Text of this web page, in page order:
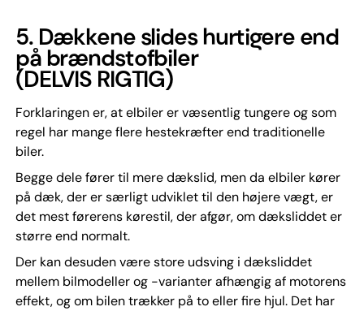
5.Dækkene slides hurtigere end
på brændstofbiler
(DELVIS RIGTIG)
Forklaringen er, at elbiler er væsentlig tungere og som
regel har mange flere hestekræfter end traditionelle
biler.
Begge dele fører til mere dækslid, men da elbiler kører
på dæk, der er særligt udviklet til den højere vægt, er
det mest førerens kørestil, der afgør, om dæksliddet er
større end normalt.
Der kan desuden være store udsving i dæksliddet
mellem bilmodeller og -varianter afhængig af motorens
effekt, og om bilen trækker på to eller fire hjul. Det har